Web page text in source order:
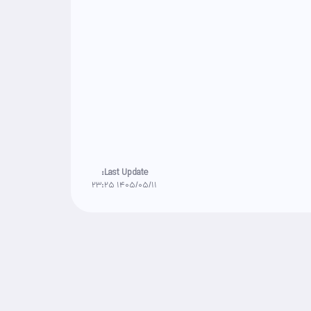
Last Update:
1405/05/11 23:25